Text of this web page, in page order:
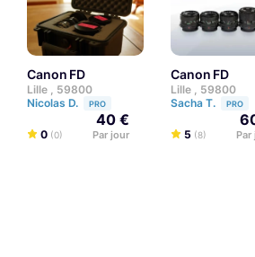
Canon FD
Lille , 59800
Nicolas D.
PRO
0 (0)
40 €
Par jour
Canon FD
Lille , 59800
Sacha T.
PRO
5 (8)